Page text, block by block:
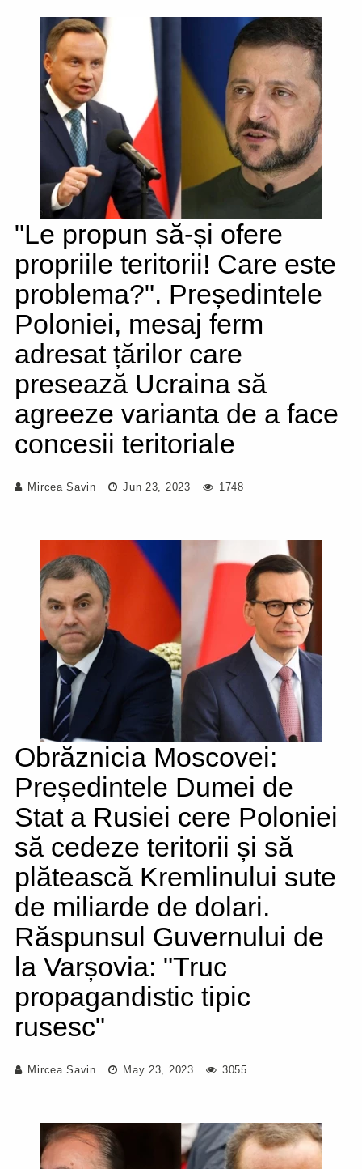
"Le propun să-și ofere
propriile teritorii! Care este
problema?". Președintele
Poloniei, mesaj ferm
adresat țărilor care
presează Ucraina să
agreeze varianta de a face
concesii teritoriale
Mircea Savin Jun 23, 2023 1748
Obrăznicia Moscovei:
Președintele Dumei de
Stat a Rusiei cere Poloniei
să cedeze teritorii și să
plătească Kremlinului sute
de miliarde de dolari.
Răspunsul Guvernului de
la Varșovia: "Truc
propagandistic tipic
rusesc"
Mircea Savin May 23, 2023 3055